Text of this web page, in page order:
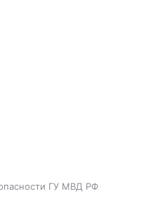
ГУ МВД РФ